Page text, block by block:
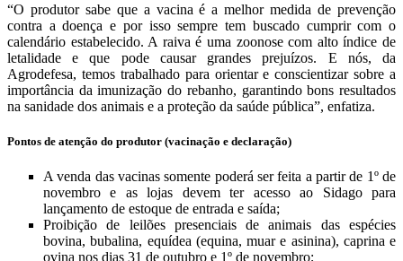
“O produtor sabe que a vacina é a melhor medida de prevenção
contra a doença e por isso sempre tem buscado cumprir com o
calendário estabelecido. A raiva é uma zoonose com alto índice de
letalidade e que pode causar grandes prejuízos. E nós, da
Agrodefesa, temos trabalhado para orientar e conscientizar sobre a
importância da imunização do rebanho, garantindo bons resultados
na sanidade dos animais e a proteção da saúde pública”, enfatiza.
Pontos de atenção do produtor (vacinação e declaração)
A venda das vacinas somente poderá ser feita a partir de 1º de
novembro e as lojas devem ter acesso ao Sidago para
lançamento de estoque de entrada e saída;
Proibição de leilões presenciais de animais das espécies
bovina, bubalina, equídea (equina, muar e asinina), caprina e
ovina nos dias 31 de outubro e 1º de novembro;